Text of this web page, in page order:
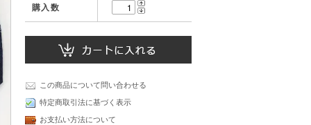
購入数
この商品について問い合わせる
特定商取引法に基づく表示
お支払い方法について